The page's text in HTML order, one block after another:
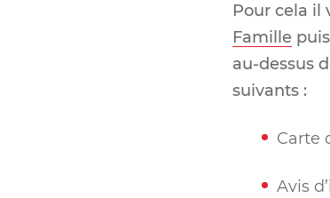
Pour cela il
Famille
au-dessus
suivants :
Carte
Avis